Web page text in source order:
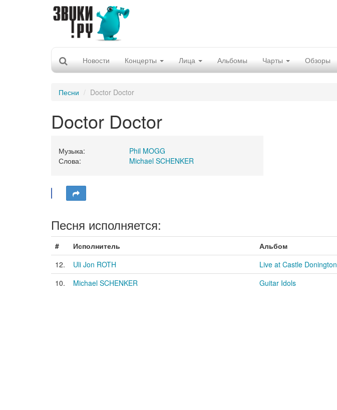
Новости Концерты Лица Альбомы Чарты Обзоры
Песни Doctor Doctor
Doctor Doctor
Музыка:
Phil MOGG
Слова:
Michael SCHENKER
Песня исполняется:
# Исполнитель
Альбом
12.
Uli Jon ROTH
Live at Castle Donington
10.
Michael SCHENKER Guitar Idols